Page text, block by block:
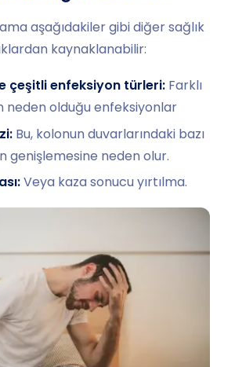
aşağıdakiler gibi diğer sağlık
kaynaklanabilir:
çeşitli enfeksiyon türleri:Farklı
neden olduğu enfeksiyonlar
Bu, kolonun duvarlarındaki bazı
genişlemesine neden olur.
Veya kaza sonucu yırtılma.